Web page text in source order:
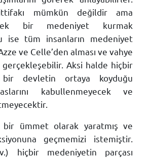
mümkün değildir ama
bir medeniyet kurmak
ise tüm insanların medeniyet
ve Celle’den alması ve vahye
gerçekleşebilir. Aksi halde hiçbir
devletin ortaya koyduğu
kabullenmeyecek ve
ümmet olarak yaratmış ve
geçmemizi istemiştir.
hiçbir medeniyetin parçası